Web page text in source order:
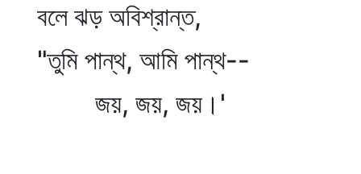
বলে ঝড় অবিশ্রান্ত,
"তুমি পান্থ, আমি পান্থ--
জয়, জয়, জয়।'